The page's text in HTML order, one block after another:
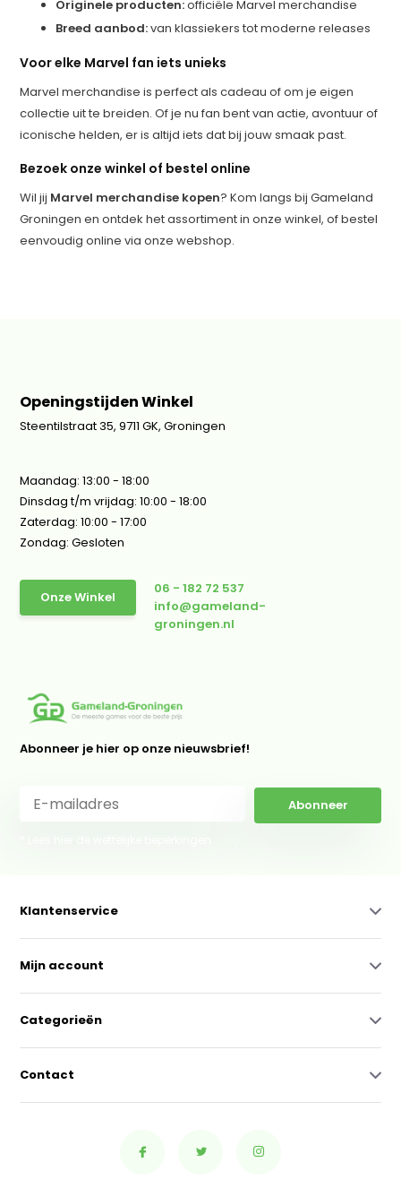
Originele producten:officiële Marvel merchandise
Breed aanbod:van klassiekers tot moderne releases
Voor elke Marvel fan iets unieks
Marvel merchandise is perfect als cadeau of om je eigen
collectie uit te breiden. Of je nu fan bent van actie, avontuur of
iconische helden, er is altijd iets dat bij jouw smaak past.
Bezoek onze winkel of bestel online
Wil jij Marvel merchandise kopen? Kom langs bij Gameland
Groningen en ontdek het assortiment in onze winkel, of bestel
eenvoudig online via onze webshop.
Openingstijden Winkel
Steentilstraat 35, 9711 GK, Groningen
Maandag: 13:00 - 18:00
Dinsdag t/m vrijdag: 10:00 - 18:00
Zaterdag: 10:00 - 17:00
Zondag: Gesloten
Onze Winkel
06 - 182 72 537
info@gameland-
groningen.nl
Abonneer je hier op onze nieuwsbrief!
Abonneer
Klantenservice
Mijn account
Categorieën
Contact